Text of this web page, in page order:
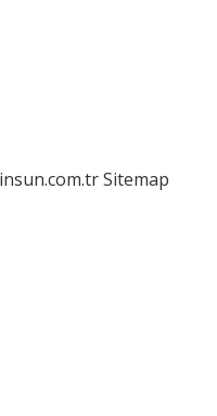
Sitemap